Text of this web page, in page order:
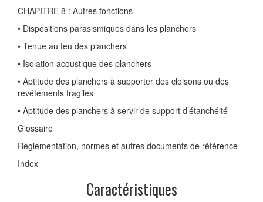
CHAPITRE 8 : Autres fonctions
• Dispositions parasismiques dans les planchers
• Tenue au feu des planchers
• Isolation acoustique des planchers
• Aptitude des planchers à supporter des cloisons ou des
revêtements fragiles
• Aptitude des planchers à servir de support d’étanchéité
Glossaire
Réglementation, normes et autres documents de référence
Index
Caractéristiques